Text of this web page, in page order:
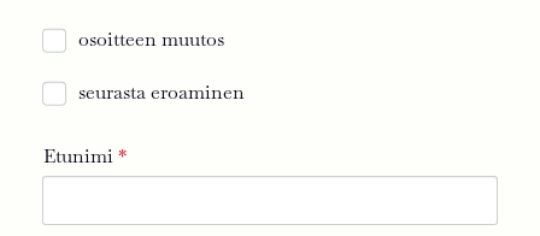
osoitteen muutos
seurasta eroaminen
Etunimi*